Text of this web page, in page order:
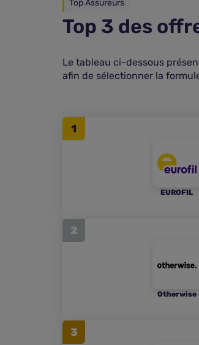
Top Assureurs
Top 3 des
Le tableau ci-dessous
afin de sélectionner la
1
EUROFIL
2
Otherwise
3